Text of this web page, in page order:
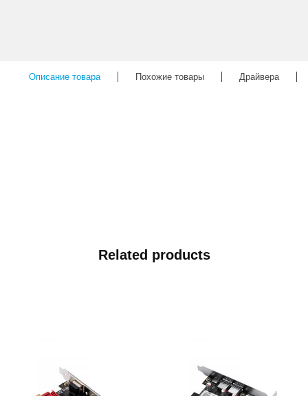
Описание товара Похожие товары Драйвера
Related products